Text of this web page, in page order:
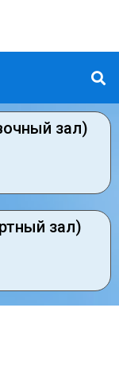
зал)
зал)